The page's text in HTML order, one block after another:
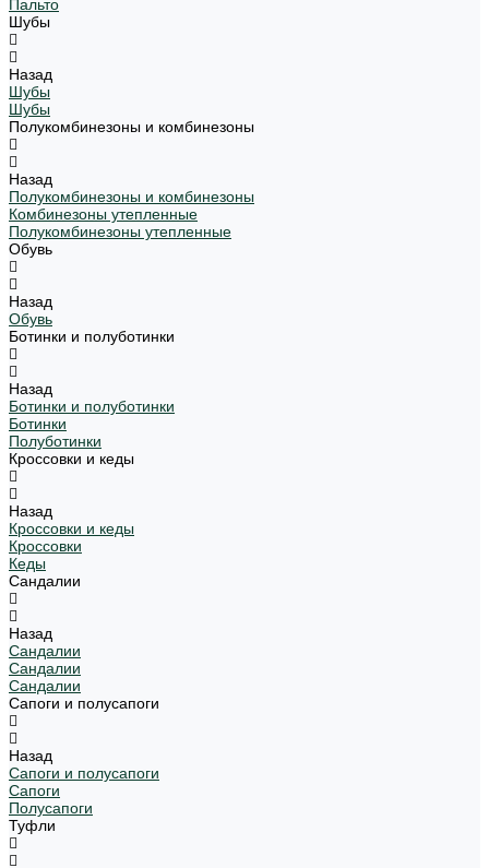
Пальто
Шубы
Назад
Шубы
Шубы
Полукомбинезоны и комбинезоны
Назад
Полукомбинезоны и комбинезоны
Комбинезоны утепленные
Полукомбинезоны утепленные
Обувь
Назад
Обувь
Ботинки и полуботинки
Назад
Ботинки и полуботинки
Ботинки
Полуботинки
Кроссовки и кеды
Назад
Кроссовки и кеды
Кроссовки
Кеды
Сандалии
Назад
Сандалии
Сандалии
Сандалии
Сапоги и полусапоги
Назад
Сапоги и полусапоги
Сапоги
Полусапоги
Туфли